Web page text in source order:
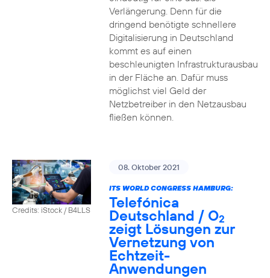
Verlängerung. Denn für die
dringend benötigte schnellere
Digitalisierung in Deutschland
kommt es auf einen
beschleunigten Infrastrukturausbau
in der Fläche an. Dafür muss
möglichst viel Geld der
Netzbetreiber in den Netzausbau
fließen können.
Credits: iStock / B4LLS
08. Oktober 2021
ITS WORLD CONGRESS HAMBURG:
Telefónica
Deutschland / O2
zeigt Lösungen zur
Vernetzung von
Echtzeit-
Anwendungen